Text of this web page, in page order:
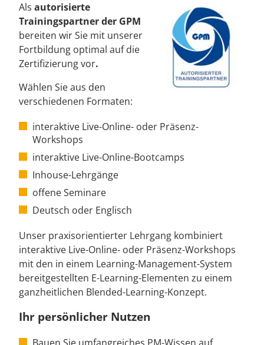
Als autorisierte
Trainingspartner der GPM
bereiten wir Sie mit unserer
Fortbildung optimal auf die
Zertifizierung vor.
Wählen Sie aus den
verschiedenen Formaten:
interaktive Live-Online- oder Präsenz-
Workshops
interaktive Live-Online-Bootcamps
Inhouse-Lehrgänge
offene Seminare
Deutsch oder Englisch
Unser praxisorientierter Lehrgang kombiniert
interaktive Live-Online- oder Präsenz-Workshops
mit den in einem Learning-Management-System
bereitgestellten E-Learning-Elementen zu einem
ganzheitlichen Blended-Learning-Konzept.
Ihr persönlicher Nutzen